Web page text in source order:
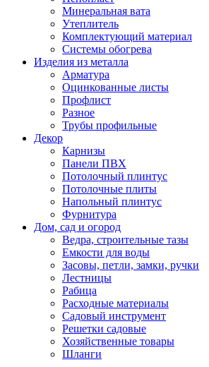
Минеральная вата
Утеплитель
Комплектующий материал
Системы обогрева
Изделия из металла
Арматура
Оцинкованные листы
Профлист
Разное
Трубы профильные
Декор
Карнизы
Панели ПВХ
Потолочный плинтус
Потолочные плиты
Напольный плинтус
Фурнитура
Дом, сад и огород
Ведра, строительные тазы
Емкости для воды
Засовы, петли, замки, ручки
Лестницы
Рабица
Расходные материалы
Садовый инструмент
Решетки садовые
Хозяйственные товары
Шланги